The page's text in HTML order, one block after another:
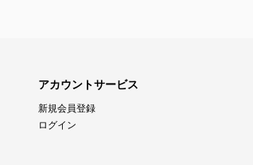
アカウントサービス
新規会員登録
ログイン